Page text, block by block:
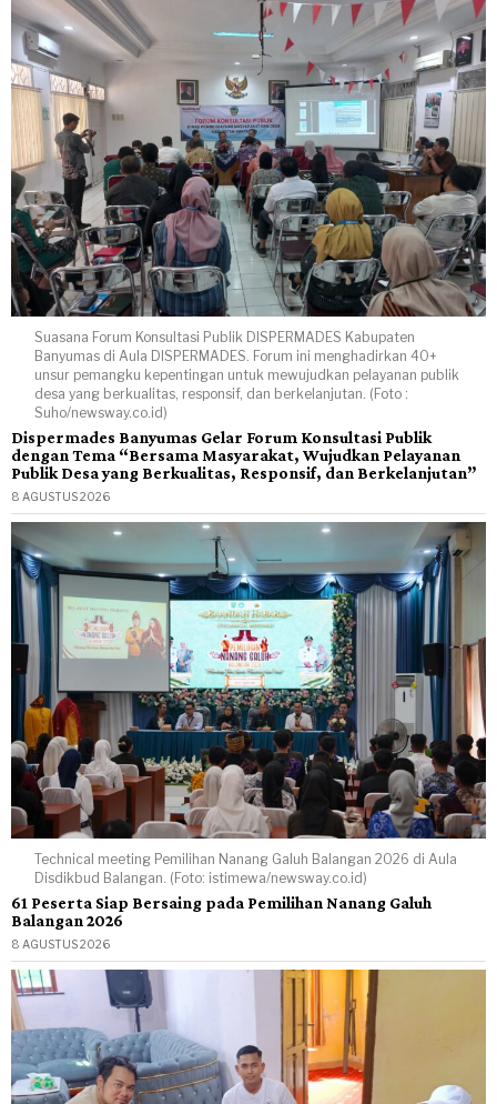
Suasana Forum Konsultasi Publik DISPERMADES Kabupaten
Banyumas di Aula DISPERMADES. Forum ini menghadirkan 40+
unsur pemangku kepentingan untuk mewujudkan pelayanan publik
desa yang berkualitas, responsif, dan berkelanjutan. (Foto :
Suho/newsway.co.id)
Dispermades Banyumas Gelar Forum Konsultasi Publik
dengan Tema “Bersama Masyarakat, Wujudkan Pelayanan
Publik Desa yang Berkualitas, Responsif, dan Berkelanjutan”
8 AGUSTUS 2026
Technical meeting Pemilihan Nanang Galuh Balangan 2026 di Aula
Disdikbud Balangan. (Foto: istimewa/newsway.co.id)
61 Peserta Siap Bersaing pada Pemilihan Nanang Galuh
Balangan 2026
8 AGUSTUS 2026